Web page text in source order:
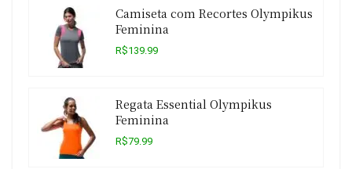
Camiseta com Recortes Olympikus
Feminina
R$139.99
Regata Essential Olympikus
Feminina
R$79.99